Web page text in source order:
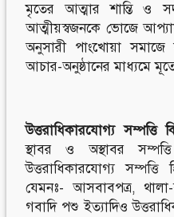
মৃতের আত্মার শান্তি ও
আত্মীয়স্বজনকে ভোজে
অনুসারী পাংখোয়া সমাজে
আচার-অনুষ্ঠানের মাধ্যমে
উত্তরাধিকারযোগ্য সম্পত্তি
স্থাবর ও অস্থাবর
উত্তরাধিকারযোগ্য সম্পত্তি
যেমনঃ- আসবাবপত্র,
গবাদি পশু ইত্যাদিও